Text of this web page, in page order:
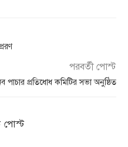
পরবর্তী পোস্ট
পাচার প্রতিধোধ কমিটির সভা অনুষ্ঠিত
পোস্ট